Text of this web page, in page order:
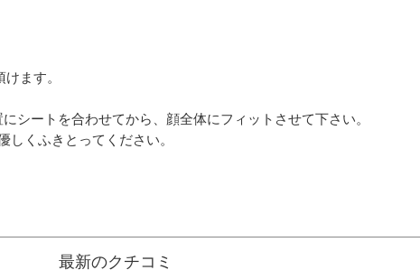
ます。
シートを合わせてから、顔全体にフィットさせて下さい。
しくふきとってください。
最新のクチコミ